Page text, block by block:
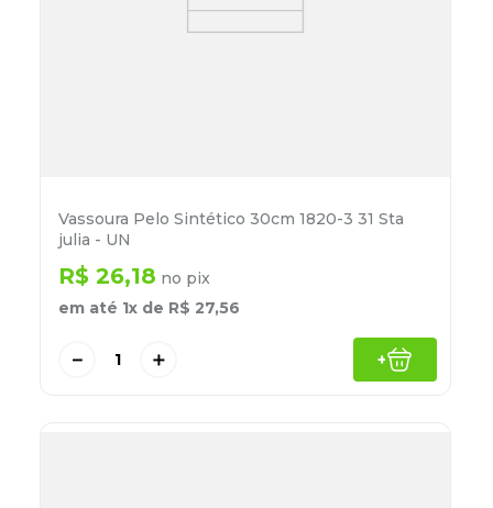
Vassoura Pelo Sintético 30cm 1820-3 31 Sta
julia - UN
R$ 26,18 no pix
em até 1x de R$ 27,56
＋
－ +